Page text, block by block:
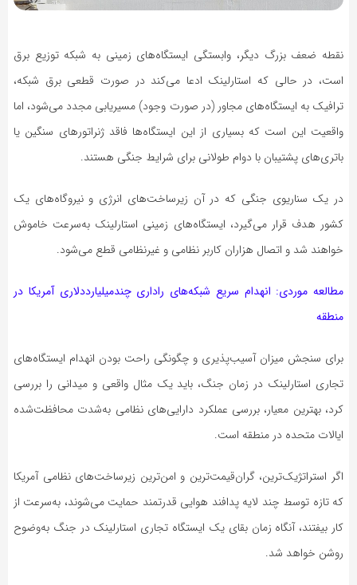
نقطه ضعف بزرگ دیگر، وابستگی ایستگاه‌های زمینی به شبکه توزیع برق
است، در حالی که استارلینک ادعا می‌کند در صورت قطعی برق شبکه،
ترافیک به ایستگاه‌های مجاور (در صورت وجود) مسیریابی مجدد می‌شود، اما
واقعیت این است که بسیاری از این ایستگاه‌ها فاقد ژنراتورهای سنگین یا
باتری‌های پشتیبان با دوام طولانی برای شرایط جنگی هستند.
در یک سناریوی جنگی که در آن زیرساخت‌های انرژی و نیروگاه‌های یک
کشور هدف قرار می‌گیرد، ایستگاه‌های زمینی استارلینک به‌سرعت خاموش
خواهند شد و اتصال هزاران کاربر نظامی و غیرنظامی قطع می‌شود.
مطالعه موردی: انهدام سریع شبکه‌های راداری چندمیلیارددلاری آمریکا در
منطقه
برای سنجش میزان آسیب‌پذیری و چگونگی راحت بودن انهدام ایستگاه‌های
تجاری استارلینک در زمان جنگ، باید یک مثال واقعی و میدانی را بررسی
کرد، بهترین معیار، بررسی عملکرد دارایی‌های نظامی به‌شدت محافظت‌شده
ایالات متحده در منطقه است.
اگر استراتژیک‌ترین، گران‌قیمت‌ترین و امن‌ترین زیرساخت‌های نظامی آمریکا
که تازه توسط چند لایه پدافند هوایی قدرتمند حمایت می‌شوند، به‌سرعت از
کار بیفتند، آنگاه زمان بقای یک ایستگاه تجاری استارلینک در جنگ به‌وضوح
روشن خواهد شد.